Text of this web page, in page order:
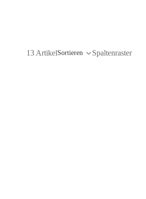
13 ArtikelSortieren Spaltenraster